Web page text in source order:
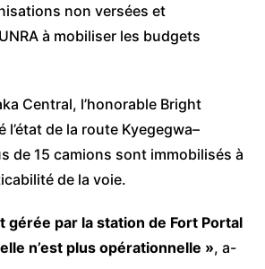
non versées et
à mobiliser les budgets
Central, l’honorable Bright
l’état de la route Kyegegwa–
de 15 camions sont immobilisés à
de la voie.
gérée par la station de Fort Portal
n’est plus opérationnelle », a-